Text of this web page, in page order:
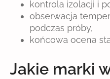
kontrola izolacji i
obserwacja
podczas próby,
końcowa ocena
Jakie marki